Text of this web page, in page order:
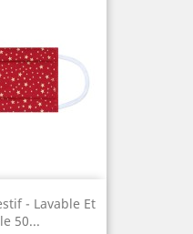
- Lavable Et
50...